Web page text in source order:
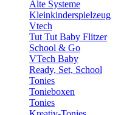
Alte Systeme
Kleinkinderspielzeug
Vtech
Tut Tut Baby Flitzer
School & Go
VTech Baby
Ready, Set, School
Tonies
Tonieboxen
Tonies